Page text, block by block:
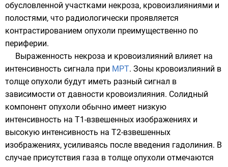
обусловленной участками некроза, кровоизлияниями и
полостями, что радиологически проявляется
контрастированием опухоли преимущественно по
периферии.
Выраженность некроза и кровоизлияний влияет на
интенсивность сигнала при МРТ. Зоны кровоизлияний в
толще опухоли будут иметь разный сигнал в
зависимости от давности кровоизлияния. Солидный
компонент опухоли обычно имеет низкую
интенсивность на T1-взвешенных изображениях и
высокую интенсивность на T2-взвешенных
изображениях, усиливаясь после введения гадолиния. В
случае присутствия газа в толще опухоли отмечаются